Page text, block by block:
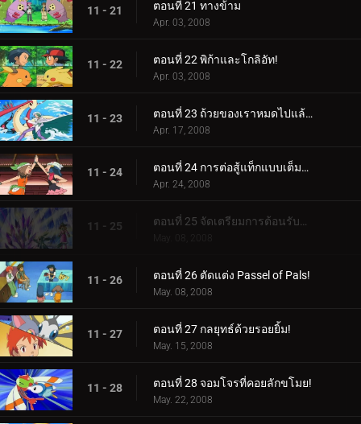
11 - 21 ตอนที่ 21 ทางข้าม
Apr. 03, 2008
11 - 22 ตอนที่ 22 พิก้าและโกลิอัท!
Apr. 03, 2008
11 - 23 ตอนที่ 23 ถ้วยของเราหมดไปแล้ว!
Apr. 17, 2008
11 - 24 ตอนที่ 24 การต่อสู้แท็กแบบเต็มหลักสูตร!
Apr. 24, 2008
11 - 25
May. 08, 2008
11 - 26 ตอนที่ 26 ตัดแต่ง Passel of Pals!
May. 08, 2008
11 - 27 ตอนที่ 27 กลยุทธ์ด้วยรอยยิ้ม!
May. 15, 2008
11 - 28 ตอนที่ 28 จอมโจรที่คอยลักขโมย!
May. 22, 2008